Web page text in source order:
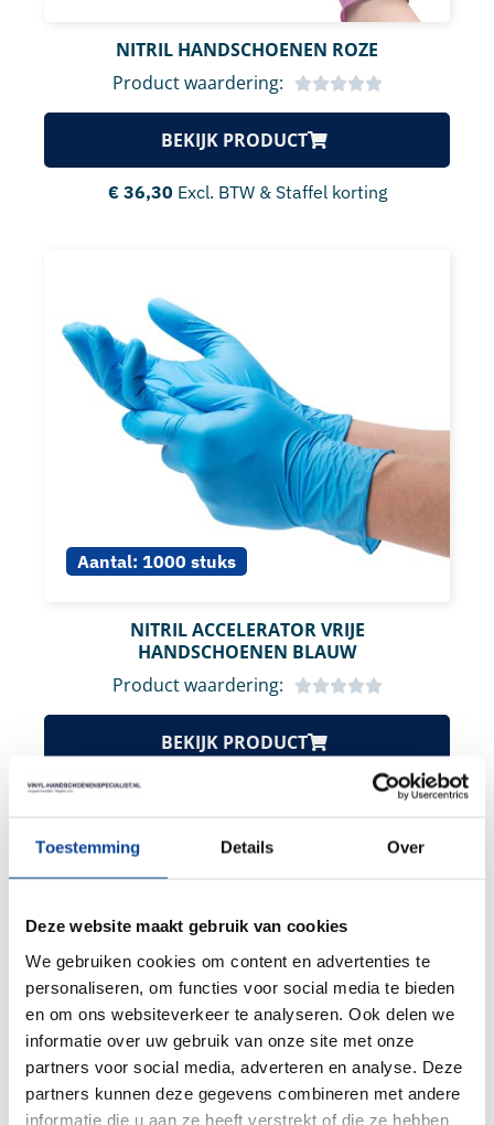
Toestemming Details Over
Deze website maakt gebruik van cookies
We gebruiken cookies om content en advertenties te
personaliseren, om functies voor social media te bieden
en om ons websiteverkeer te analyseren. Ook delen we
informatie over uw gebruik van onze site met onze
partners voor social media, adverteren en analyse. Deze
partners kunnen deze gegevens combineren met andere
informatie die u aan ze heeft verstrekt of die ze hebben
NITRIL HANDSCHOENEN ROZE
Product waardering:
BEKIJK PRODUCT
€36,30 Excl. BTW & Staffel korting
Aantal: 1000 stuks
NITRIL ACCELERATOR VRIJE
HANDSCHOENEN BLAUW
Product waardering:
BEKIJK PRODUCT
€35,20 Excl. BTW & Staffel korting